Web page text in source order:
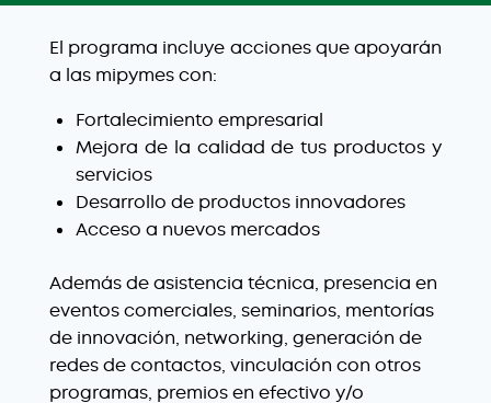
El programa incluye acciones que apoyarán
a las mipymes con:
Fortalecimiento empresarial
Mejora de la calidad de tus productos y
servicios
Desarrollo de productos innovadores
Acceso a nuevos mercados
Además de asistencia técnica, presencia en
eventos comerciales, seminarios, mentorías
de innovación, networking, generación de
redes de contactos, vinculación con otros
programas, premios en efectivo y/o